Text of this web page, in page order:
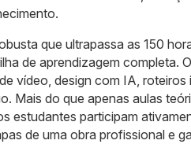
que ultrapassa as 150
de aprendizagem completa.
vídeo, design com IA,
Mais do que apenas aulas
estudantes participam
de uma obra profissional e